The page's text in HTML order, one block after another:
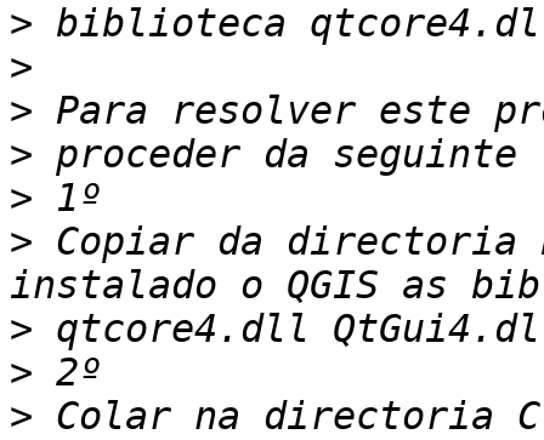
>
>
>
>
>
> Copiar da directoria
>
>
> Colar na directoria